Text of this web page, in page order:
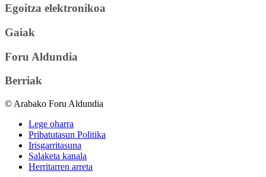
Egoitza elektronikoa
Gaiak
Foru Aldundia
Berriak
© Arabako Foru Aldundia
Lege oharra
Pribatutasun Politika
Irisgarritasuna
Salaketa kanala
Herritarren arreta